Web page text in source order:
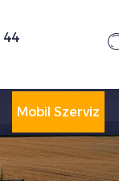
44
Mobil Szerviz